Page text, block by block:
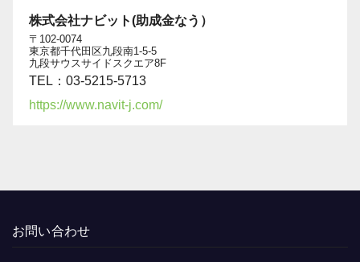
株式会社ナビット(助成金なう）
〒102-0074
東京都千代田区九段南1-5-5
九段サウスサイドスクエア8F
TEL：03-5215-5713
https://www.navit-j.com/
お問い合わせ